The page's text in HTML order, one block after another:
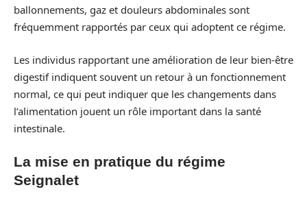
ballonnements, gaz et douleurs abdominales sont
fréquemment rapportés par ceux qui adoptent ce régime.
Les individus rapportant une amélioration de leur bien-être
digestif indiquent souvent un retour à un fonctionnement
normal, ce qui peut indiquer que les changements dans
l’alimentation jouent un rôle important dans la santé
intestinale.
La mise en pratique du régime
Seignalet